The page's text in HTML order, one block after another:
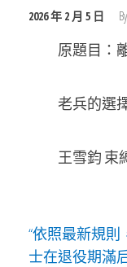
2026 年 2 月 5 日 By
原題目：
老兵的選
王雪鈞 束
“依照最新規則
士在退役期滿